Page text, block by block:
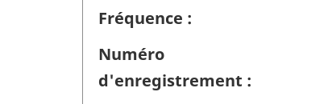
Fréquence :
Numéro
d'enregistrement :